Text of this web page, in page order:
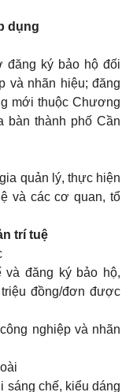
dụng
đăng ký bảo hộ đối
và nhãn hiệu; đăng
mới thuộc Chương
bàn thành phố Cần
quản lý, thực hiện
và các cơ quan, tổ
trí tuệ
đăng ký bảo hộ,
đồng/đơn được
nghiệp và nhãn
chế, kiểu dáng